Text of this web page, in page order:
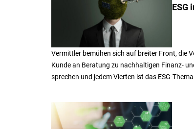
ESG
Vermittler bemühen sich auf breiter Front, die
Kunde an Beratung zu nachhaltigen Finanz-
sprechen und jedem Vierten ist das ESG-